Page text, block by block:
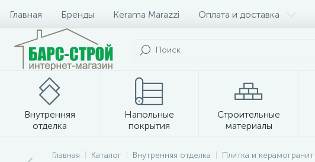
Главная Бренды Kerama Marazzi Оплата и доставка
Внутренняя
отделка
Напольные
покрытия
Строительные
материалы
Плитка и керамогранит
Главная Каталог Внутренняя отделка Плитка и керамогранит